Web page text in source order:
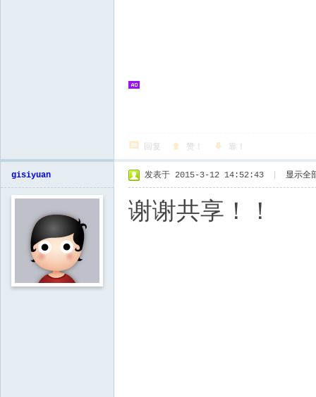
回复 赞！ 靠！
gisiyuan 发表于 2015-3-12 14:52:43 显示全
谢谢共享！！